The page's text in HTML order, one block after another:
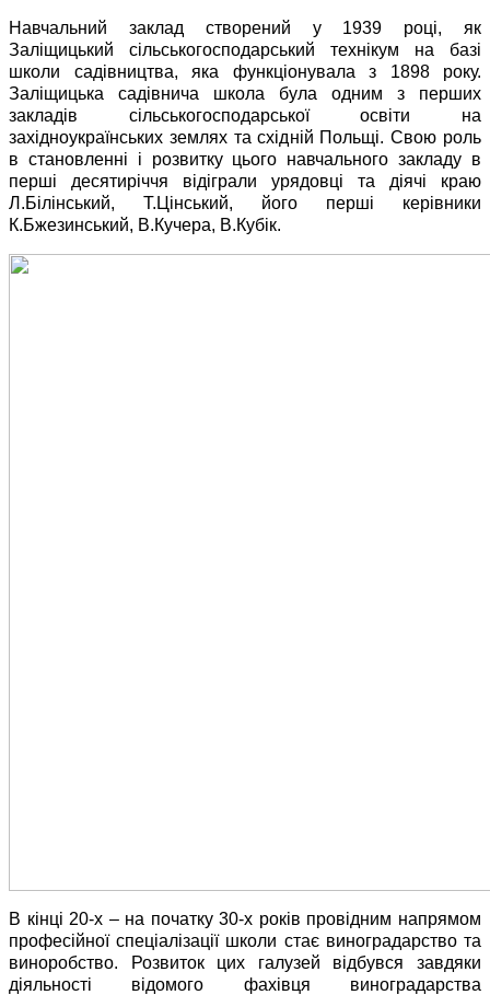
Навчальний заклад створений у 1939 році, як
Заліщицький сільськогосподарський технікум на базі
школи садівництва, яка функціонувала з 1898 рoку.
Заліщицька садівнича школа була одним з перших
закладів сільськогосподарської освіти на
західноукраїнських землях та східній Польщі. Свою роль
в становленні і розвитку цього навчального закладу в
перші десятиріччя відіграли урядовці та діячі краю
Л.Білінський, Т.Цінський, його перші керівники
К.Бжезинський, В.Кучера, В.Кубік.
В кінці 20-х – на початку 30-х років провідним напрямом
професійної спеціалізації школи стає виноградарство та
виноробство. Розвиток цих галузей відбувся завдяки
діяльності відомого фахівця виноградарства